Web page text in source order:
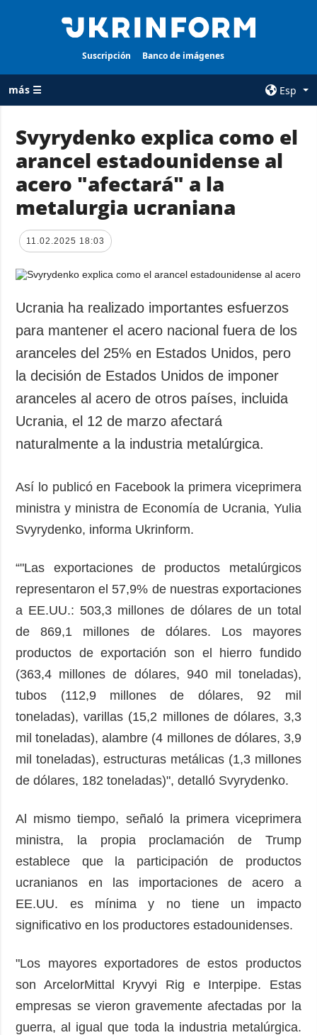
Suscripción Banco de imágenes
más ☰
Esp
TODAS LAS
CATEGORÍAS
Guerra
Reconstrucción
de Ucrania
Política
Economía
Defensa
Sociedad y
emergencias
AGENCIA
sobre la agencia
contacto
privacidad y
protección de
datos personales
Publicaciones
Video
Releases
SERVICIOS
imágenes
Svyrydenko explica como el
arancel estadounidense al
acero "afectará" a la
metalurgia ucraniana
11.02.2025 18:03
Ucrania ha realizado importantes esfuerzos
para mantener el acero nacional fuera de los
aranceles del 25% en Estados Unidos, pero
la decisión de Estados Unidos de imponer
aranceles al acero de otros países, incluida
Ucrania, el 12 de marzo afectará
naturalmente a la industria metalúrgica.
Así lo publicó en Facebook la primera viceprimera
ministra y ministra de Economía de Ucrania, Yulia
Svyrydenko, informa Ukrinform.
“"Las exportaciones de productos metalúrgicos
representaron el 57,9% de nuestras exportaciones
a EE.UU.: 503,3 millones de dólares de un total
de 869,1 millones de dólares. Los mayores
productos de exportación son el hierro fundido
(363,4 millones de dólares, 940 mil toneladas),
tubos (112,9 millones de dólares, 92 mil
toneladas), varillas (15,2 millones de dólares, 3,3
mil toneladas), alambre (4 millones de dólares, 3,9
mil toneladas), estructuras metálicas (1,3 millones
de dólares, 182 toneladas)", detalló Svyrydenko.
Al mismo tiempo, señaló la primera viceprimera
ministra, la propia proclamación de Trump
establece que la participación de productos
ucranianos en las importaciones de acero a
EE.UU. es mínima y no tiene un impacto
significativo en los productores estadounidenses.
"Los mayores exportadores de estos productos
son ArcelorMittal Kryvyi Rig e Interpipe. Estas
empresas se vieron gravemente afectadas por la
guerra, al igual que toda la industria metalúrgica.